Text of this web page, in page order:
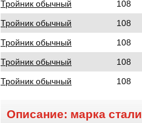
Тройник обычный
108
Тройник обычный
108
Тройник обычный
108
Тройник обычный
108
Тройник обычный
108
Описание: марка стали